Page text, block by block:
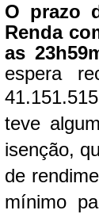
O prazo
Renda
as
espera
teve
isenção,
de
mínimo